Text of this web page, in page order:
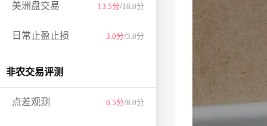
美洲盘交易 13.5分/18.0分
日常止盈止损 3.0分/3.0分
非农交易评测
点差观测 6.5分/8.0分